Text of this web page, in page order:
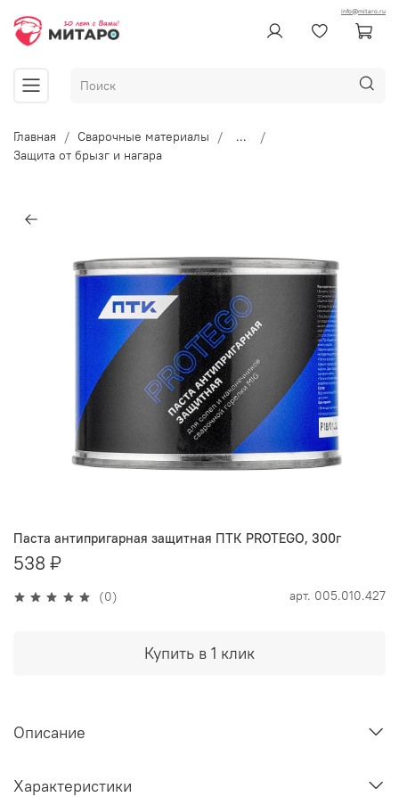
info@mitaro.ru
Главная Сварочные материалы
...
Защита от брызг и нагара
(0) арт. 005.010.427
Паста антипригарная защитная ПТК PROTEGO, 300г
538 ₽
Купить в 1 клик
Описание
Характеристики